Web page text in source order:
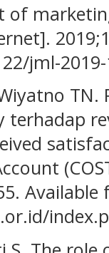
of
jml-
terhadap